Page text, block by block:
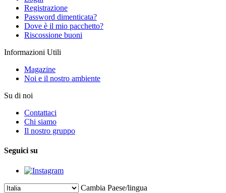
Registrazione
Password dimenticata?
Dove è il mio pacchetto?
Riscossione buoni
Informazioni Utili
Magazine
Noi e il nostro ambiente
Su di noi
Contattaci
Chi siamo
Il nostro gruppo
Seguici su
Cambia Paese/lingua